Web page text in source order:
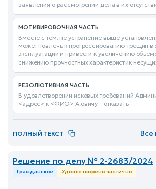
заявления о рассмотрении дела в их
МОТИВИРОВОЧНАЯ ЧАСТЬ
Вместе с тем, не устранение выше
может повлечь к прогрессированию трещин
эксплуатации и привести к увеличению
снижению прочностных характеристик
РЕЗОЛЮТИВНАЯ ЧАСТЬ
В удовлетворении исковых требований
<адрес> к <ФИО> А.овичу – отказать
ПОЛНЫЙ ТЕКСТ Все
Решение по делу № 2-2683/2024
Гражданское Удовлетворено частично